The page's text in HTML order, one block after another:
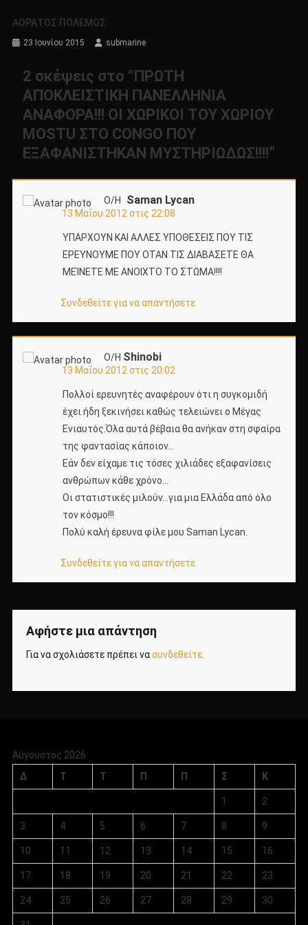
ΑΟΡΑΤΟΣ ΠΟΛΕΜΟΣ
23 Ιουνίου 2015 submarine
2 σκέψεις στο “ ΠΡΩΤΗ
ΑΠΟΚΛΕΙΣΤΙΚΗ ΠΑΝΕΛΛΗΝΙΑ
ΑΝΑΦΟΡΑ!!! ΟΙ ΧΩΡΙΚΟΙ ΤΟΥ ΧΩΡΙΟΥ
MOSTU ΣΤΟ CONGO ΠΟΥ
ΕΞΑΦΑΝΙΣΤΗΚΑΝ ΜΥΣΤΗΡΙΩΔΩΣ!!!!”
Ο/Η Saman Lycan
13 Μαΐου 2012 στις 22:08
ΥΠΑΡΧΟΥΝ ΚΑΙ ΑΛΛΕΣ ΥΠΟΘΕΣΕΙΣ ΠΟΥ ΤΙΣ
ΕΡΕΥΝΟΥΜΕ ΠΟΥ ΟΤΑΝ ΤΙΣ ΔΙΑΒΑΣΕΤΕ ΘΑ
ΜΕΊΝΕΤΕ ΜΕ ΑΝΟΙΧΤΟ ΤΟ ΣΤΩΜΑ!!!!
Συνδεθείτε για να απαντήσετε
Ο/Η Shinobi
13 Μαΐου 2012 στις 20:02
Πολλοί ερευνητές αναφέρουν ότι η συγκομιδή
έχει ήδη ξεκινήσει καθώς τελειώνει ο Μέγας
Ενιαυτός.Όλα αυτά βέβαια θα ανήκαν στη σφαίρα
της φαντασίας κάποιον…
Εάν δεν είχαμε τις τόσες χιλιάδες εξαφανίσεις
ανθρώπων κάθε χρόνο…
Οι στατιστικές μιλούν…για μια Ελλάδα από όλο
τον κόσμο!!!
Πολύ καλή έρευνα φίλε μου Saman Lycan.
Συνδεθείτε για να απαντήσετε
Αφήστε μια απάντηση
Για να σχολιάσετε πρέπει νασυνδεθείτε.
Αύγουστος 2026
Δ
Τ Τ Π Π Σ Κ
1 2
3 4 5 6 7 8 9
10 11 12 13 14 15 16
17 18 19 20 21 22 23
24 25 26 27 28 29 30